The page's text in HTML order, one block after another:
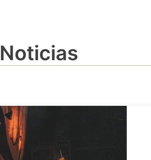
Noticias